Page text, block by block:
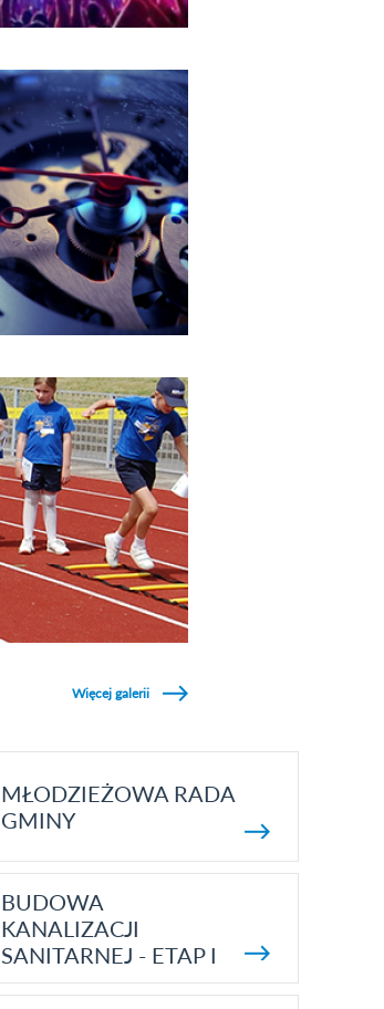
Więcej galerii
MŁODZIEŻOWA RADA
GMINY
BUDOWA
KANALIZACJI
SANITARNEJ - ETAP I